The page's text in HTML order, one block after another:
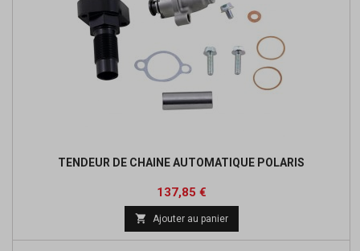
TENDEUR DE CHAINE AUTOMATIQUE POLARIS
Prix
137,85 €Prix
de
base
 Ajouter au panier